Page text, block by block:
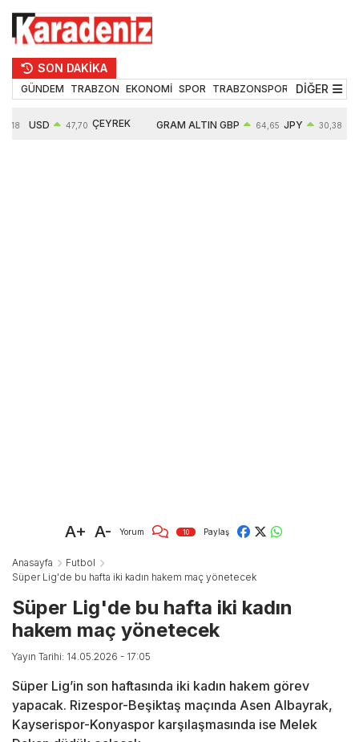
SON DAKİKA
GÜNDEM TRABZON EKONOMİ SPOR TRABZONSPOR TEKNOLOJİ
DİĞER
USD 47,70 ÇEYREK GRAM ALTIN GBP 64,65 JPY 30,38
A+ A- Yorum 10 Paylaş
Anasayfa
Futbol
Süper Lig'de bu hafta iki kadın hakem maç yönetecek
Süper Lig'de bu hafta iki kadın
hakem maç yönetecek
Yayın Tarihi: 14.05.2026 - 17:05
Süper Lig’in son haftasında iki kadın hakem görev
yapacak. Rizespor-Beşiktaş maçında Asen Albayrak,
Kayserispor-Konyaspor karşılaşmasında ise Melek